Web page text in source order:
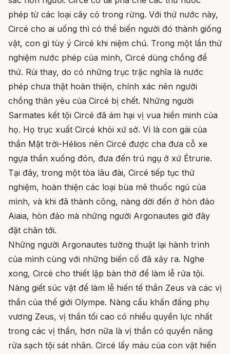
phép từ các loại cây cỏ trong rừng. Với thứ nước này,
Circé cho ai uống thì có thể biến người đó thành giống
vật, con gì tùy ý Circé khi niệm chú. Trong một lần thử
nghiệm nước phép của mình, Circé dùng chồng để
thử. Rủi thay, do có những trục trặc nghĩa là nước
phép chưa thật hoàn thiện, chính xác nên người
chồng thân yêu của Circé bị chết. Những người
Sarmates kết tội Circé đã ám hại vị vua hiền minh của
họ. Họ trục xuất Circé khỏi xứ sở. Vì là con gái của
thần Mặt trời-Hélios nên Circé được cha đưa cỗ xe
ngựa thần xuống đón, đưa đến trú ngụ ở xứ Étrurie.
Tại đây, trong một tòa lâu đài, Circé tiếp tục thử
nghiệm, hoàn thiện các loại bùa mê thuốc ngủ của
mình, và khi đã thành công, nàng dời đến ở hòn đảo
Aiaia, hòn đảo mà những người Argonautes giờ đây
đặt chân tới.
Những người Argonautes tường thuật lại hành trình
của mình cùng với những biến cố đã xảy ra. Nghe
xong, Circé cho thiết lập bàn thờ để làm lễ rửa tội.
Nàng giết súc vật để làm lễ hiến tế thần Zeus và các vị
thần của thế giới Olympe. Nàng cầu khấn đấng phụ
vương Zeus, vị thần tối cao có nhiều quyền lực nhất
trong các vị thần, hơn nữa là vị thần có quyền năng
rửa sạch tội sát nhân. Circé lấy máu của con vật hiến